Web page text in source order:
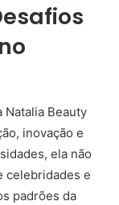
Natalia Beauty
inovação e
ela não
celebridades e
padrões da